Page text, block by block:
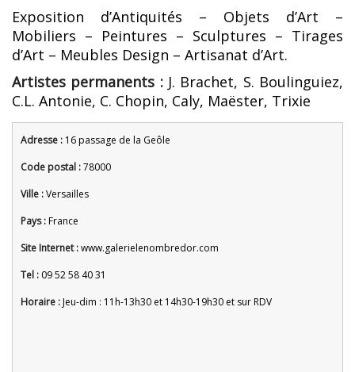
Exposition d’Antiquités – Objets d’Art –
Mobiliers – Peintures – Sculptures – Tirages
d’Art – Meubles Design – Artisanat d’Art.
Artistes permanents :J. Brachet, S. Boulinguiez,
C.L. Antonie, C. Chopin, Caly, Maëster, Trixie
Adresse : 16 passage de la Geôle
Code postal :78000
Ville :Versailles
Pays :France
Site Internet :www.galerielenombredor.com
Tel : 09 52 58 40 31
Horaire :Jeu-dim : 11h-13h30 et 14h30-19h30 et sur RDV